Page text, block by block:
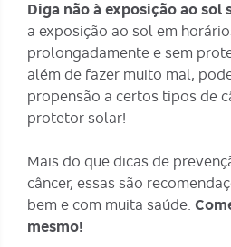
Diga não à exposição ao sol
a exposição ao sol em
prolongadamente e sem
além de fazer muito mal,
propensão a certos tipos de
protetor solar!
Mais do que dicas de
câncer, essas são
bem e com muita saúde.
mesmo!